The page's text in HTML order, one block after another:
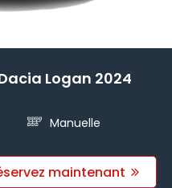
Logan 2024
Manuelle
maintenant